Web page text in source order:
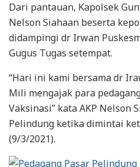
Dari pantauan, Kapolsek
Nelson Siahaan beserta
didampingi dr Irwan
Gugus Tugas setempat.
“Hari ini kami bersama dr
Mili mengajak para
Vaksinasi” kata AKP Nelson
Pelindung ketika dimintai
(9/3/2021).